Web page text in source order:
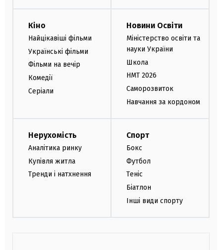
Кіно
Найцікавіші фільми
Українські фільми
Фільми на вечір
Комедії
Серіали
Новини Освіти
Міністерство освіти та
науки України
Школа
НМТ 2026
Саморозвиток
Навчання за кордоном
Нерухомість
Аналітика ринку
Купівля житла
Тренди і натхнення
Спорт
Бокс
Футбол
Теніс
Біатлон
Інші види спорту